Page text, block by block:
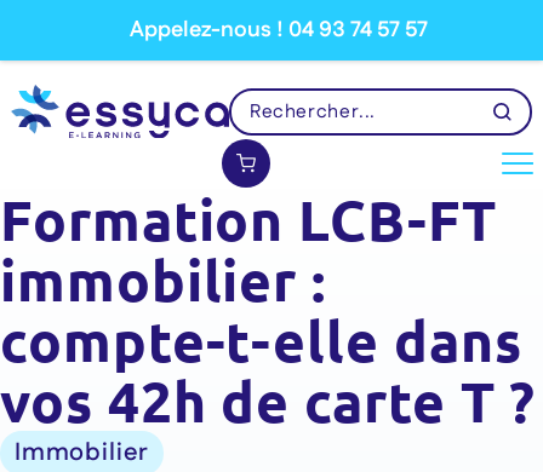
Appelez-nous ! 04 93 74 57 57
Formation LCB-FT
immobilier :
compte-t-elle dans
vos 42h de carte T ?
Immobilier